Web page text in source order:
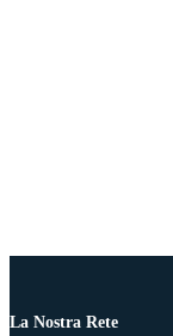
La Nostra Rete